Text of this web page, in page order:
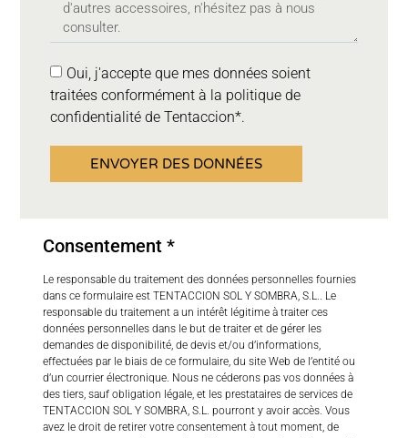
Oui, j'accepte que mes données soient
traitées conformément à la politique de
confidentialité de Tentaccion*.
ENVOYER DES DONNÉES
Consentement *
Le responsable du traitement des données personnelles fournies
dans ce formulaire est TENTACCION SOL Y SOMBRA, S.L.. Le
responsable du traitement a un intérêt légitime à traiter ces
données personnelles dans le but de traiter et de gérer les
demandes de disponibilité, de devis et/ou d’informations,
effectuées par le biais de ce formulaire, du site Web de l’entité ou
d’un courrier électronique. Nous ne céderons pas vos données à
des tiers, sauf obligation légale, et les prestataires de services de
TENTACCION SOL Y SOMBRA, S.L. pourront y avoir accès. Vous
avez le droit de retirer votre consentement à tout moment, de